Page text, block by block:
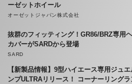
ーゼットホイール
オーゼットジャパン株式会社
抜群のフィッティング！GR86/BRZ専用
カバーがSARDから登場
SARD
【新製品情報】9型ハイエース専用ジュ
ンプULTRAリリース！ コーナーリング